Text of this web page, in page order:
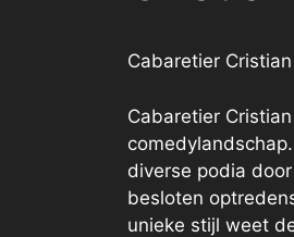
Cabaretier
Cabaretier
diverse podia
besloten
unieke stijl weet